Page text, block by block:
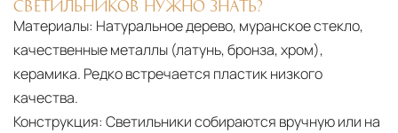
СВЕТИЛЬНИКОВ НУЖНО ЗНАТЬ?
Материалы: Натуральное дерево, муранское стекло,
качественные металлы (латунь, бронза, хром),
керамика. Редко встречается пластик низкого
качества.
Конструкция: Светильники собираются вручную или на